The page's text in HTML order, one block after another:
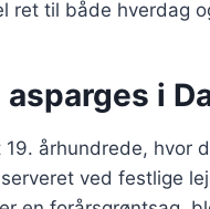
ret til både hverdag
i
århundrede, hvor
ved festlige